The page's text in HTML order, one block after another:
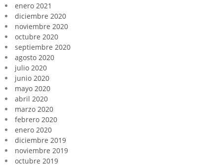
enero 2021
diciembre 2020
noviembre 2020
octubre 2020
septiembre 2020
agosto 2020
julio 2020
junio 2020
mayo 2020
abril 2020
marzo 2020
febrero 2020
enero 2020
diciembre 2019
noviembre 2019
octubre 2019